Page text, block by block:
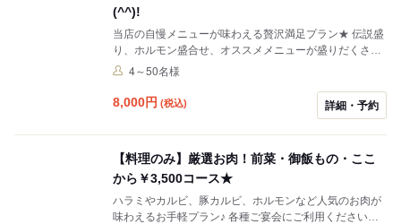
(^^)!
当店の自慢メニューが味わえる贅沢満足プラン★ 伝説盛
り、ホルモン盛合せ、オススメメニューが盛りだくさ
ん！ ２時間飲み放題付きなのでゆっくりお食事をお楽し4～50名様
8,000円 (税込) 詳細・予約
【料理のみ】厳選お肉！前菜・御飯もの・ここ
から￥3,500コース★
ハラミやカルビ、豚カルビ、ホルモンなど人気のお肉が
味わえるお手軽プラン♪ 各種ご宴会にご利用ください★